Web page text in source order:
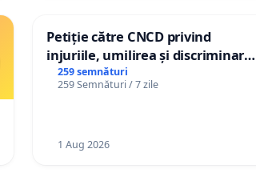
Petiție către CNCD privind
injuriile, umilirea și discriminarea
persoanelor cu dizabilități de
către utilizatorul TikTok „Gorici”
259 semnături
259 Semnături / 7 zile
1 Aug 2026